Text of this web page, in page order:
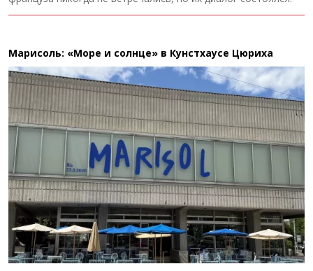
Марисоль: «Море и солнце» в Кунстхаусе Цюриха